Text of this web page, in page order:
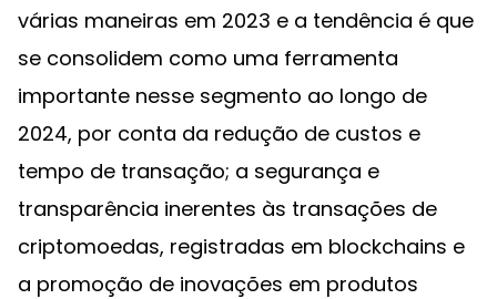
várias maneiras em 2023 e a tendência é que
se consolidem como uma ferramenta
importante nesse segmento ao longo de
2024, por conta da redução de custos e
tempo de transação; a segurança e
transparência inerentes às transações de
criptomoedas, registradas em blockchains e
a promoção de inovações em produtos